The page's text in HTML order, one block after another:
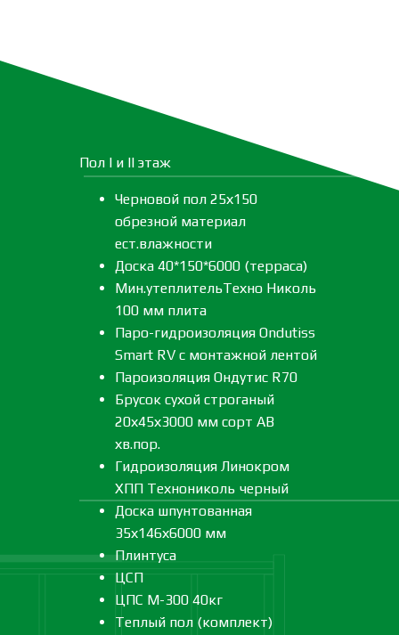
Пол I и II этаж
Черновой пол 25х150
обрезной материал
ест.влажности
Доска 40*150*6000 (терраса)
Мин.утеплительТехно Николь
100 мм плита
Паро-гидроизоляция Ondutiss
Smart RV с монтажной лентой
Пароизоляция Ондутис R70
Брусок сухой строганый
20х45х3000 мм сорт АВ
хв.пор.
Гидроизоляция Линокром
ХПП Технониколь черный
Доска шпунтованная
35х146х6000 мм
Плинтуса
ЦСП
ЦПС М-300 40кг
Теплый пол (комплект)